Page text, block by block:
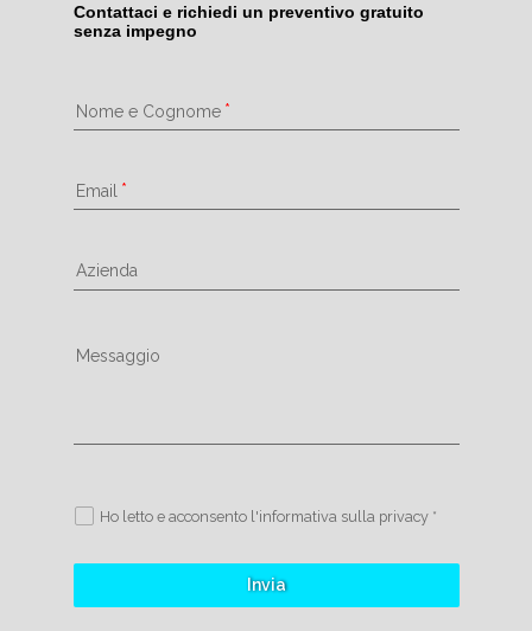
Contattaci e richiedi un preventivo gratuito
senza impegno
Nome e Cognome
Email
Azienda
Messaggio
Ho letto e acconsento l'informativa sulla privacy *
Invia